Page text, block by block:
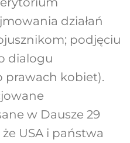
działań
podjęciu
dialogu
prawach kobiet).
w Dausze 29
USA i państwa